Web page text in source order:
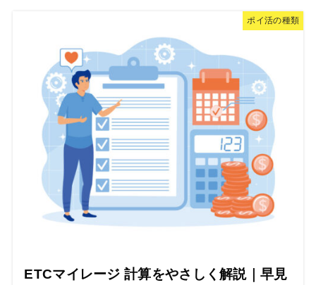
ポイ活の種類
ETCマイレージ 計算をやさしく解説｜早見